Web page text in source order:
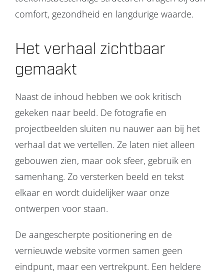
comfort, gezondheid en langdurige waarde.
Het verhaal zichtbaar
gemaakt
Naast de inhoud hebben we ook kritisch
gekeken naar beeld. De fotografie en
projectbeelden sluiten nu nauwer aan bij het
verhaal dat we vertellen. Ze laten niet alleen
gebouwen zien, maar ook sfeer, gebruik en
samenhang. Zo versterken beeld en tekst
elkaar en wordt duidelijker waar onze
ontwerpen voor staan.
De aangescherpte positionering en de
vernieuwde website vormen samen geen
eindpunt, maar een vertrekpunt. Een heldere